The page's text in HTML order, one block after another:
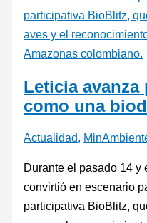
Leticia
como una
Actualidad,
Durante el pasado 14 y
convirtió en escenario
participativa BioBlitz,